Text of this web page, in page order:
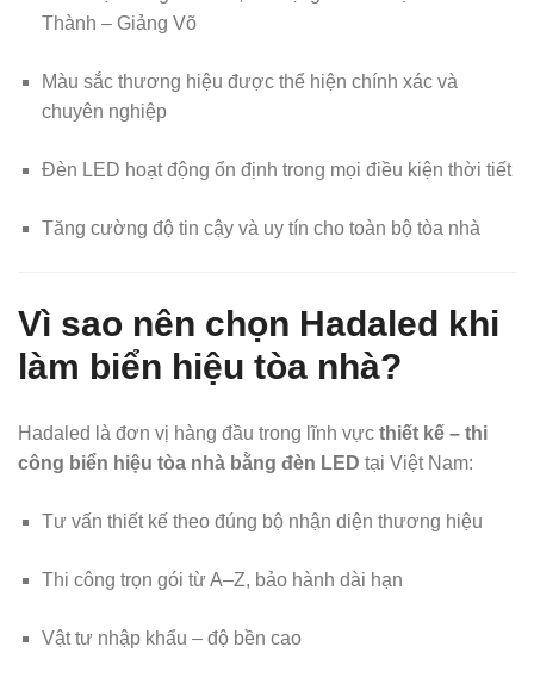
Thành – Giảng Võ
Màu sắc thương hiệu được thể hiện chính xác và
chuyên nghiệp
Đèn LED hoạt động ổn định trong mọi điều kiện thời tiết
Tăng cường độ tin cậy và uy tín cho toàn bộ tòa nhà
Vì sao nên chọn Hadaled khi
làm biển hiệu tòa nhà?
Hadaled là đơn vị hàng đầu trong lĩnh vực thiết kế – thi
công biển hiệu tòa nhà bằng đèn LED tại Việt Nam:
Tư vấn thiết kế theo đúng bộ nhận diện thương hiệu
Thi công trọn gói từ A–Z, bảo hành dài hạn
Vật tư nhập khẩu – độ bền cao